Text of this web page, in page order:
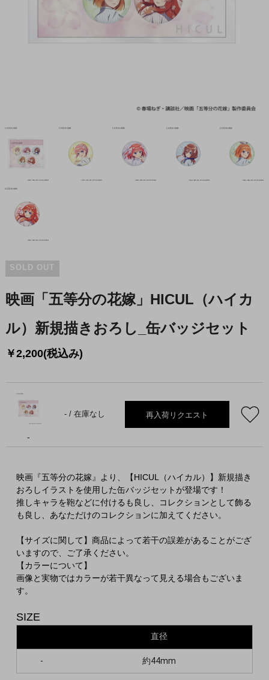
SOLD OUT
映画「五等分の花嫁」HICUL（ハイカ
ル）新規描きおろし_缶バッジセット
￥2,200(税込み)
-
- /在庫なし 再入荷リクエスト
映画『五等分の花嫁』より、【HICUL（ハイカル）】新規描き
おろしイラストを使用した缶バッジセットが登場です！
推しキャラを鞄などに付けるも良し、コレクションとして飾る
も良し、あなただけのコレクションに加えてください。
【サイズに関して】商品によって若干の誤差があることがござ
いますので、ご了承ください。
【カラーについて】
画像と実物ではカラーが若干異なって見える場合もございま
す。
SIZE
直径
- 約44mm